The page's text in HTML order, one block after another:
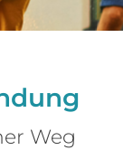
Weg